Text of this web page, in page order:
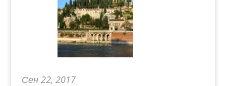
Сен 22, 2017